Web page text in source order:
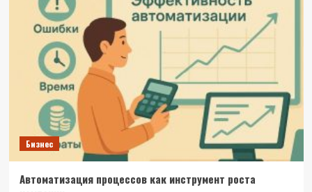
Бизнес
Автоматизация процессов как инструмент роста